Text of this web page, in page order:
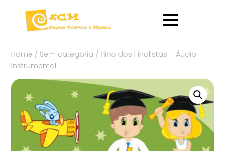
Home / Sem categoria / Hino dos Finalistas – Áudio
Instrumental